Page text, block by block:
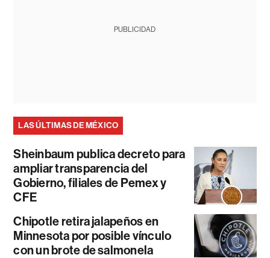
PUBLICIDAD
LAS ÚLTIMAS DE MÉXICO
Sheinbaum publica decreto para
ampliar transparencia del
Gobierno, filiales de Pemex y
CFE
Chipotle retira jalapeños en
Minnesota por posible vínculo
con un brote de salmonela